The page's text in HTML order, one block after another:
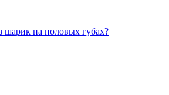
шарик на половых губах?